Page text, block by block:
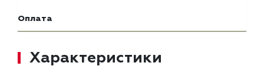
Оплата
Характеристики